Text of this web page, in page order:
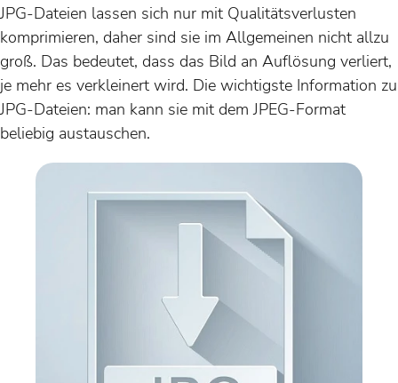
JPG-Dateien lassen sich nur mit Qualitätsverlusten
komprimieren, daher sind sie im Allgemeinen nicht allzu
groß. Das bedeutet, dass das Bild an Auflösung verliert,
je mehr es verkleinert wird. Die wichtigste Information zu
JPG-Dateien: man kann sie mit dem JPEG-Format
beliebig austauschen.